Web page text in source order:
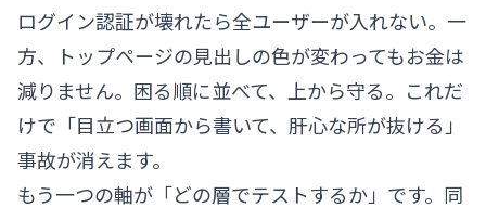
ログイン認証が壊れたら全ユーザーが入れない。一
方、トップページの見出しの色が変わってもお金は
減りません。困る順に並べて、上から守る。これだ
けで「目立つ画面から書いて、肝心な所が抜ける」
事故が消えます。
もう一つの軸が「どの層でテストするか」です。同